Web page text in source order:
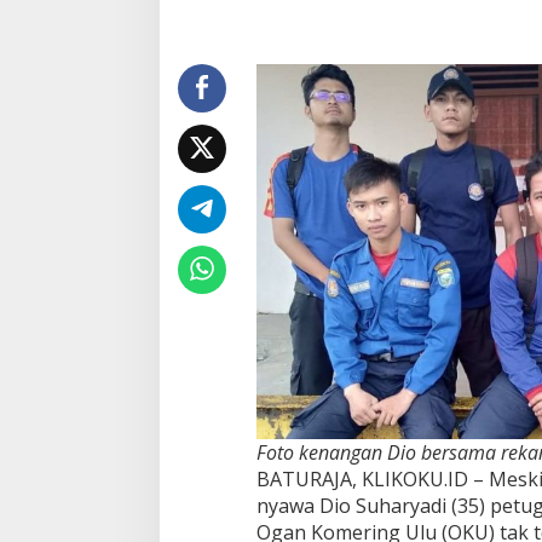
Foto kenangan Dio bersama
BATURAJA, KLIKOKU.ID –
nyawa Dio Suharyadi (35)
Ogan Komering Ulu (OKU)